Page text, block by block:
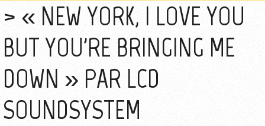
« NEW YORK, I LOVE YOU
BUT YOU'RE BRINGING ME
DOWN » PAR LCD
SOUNDSYSTEM